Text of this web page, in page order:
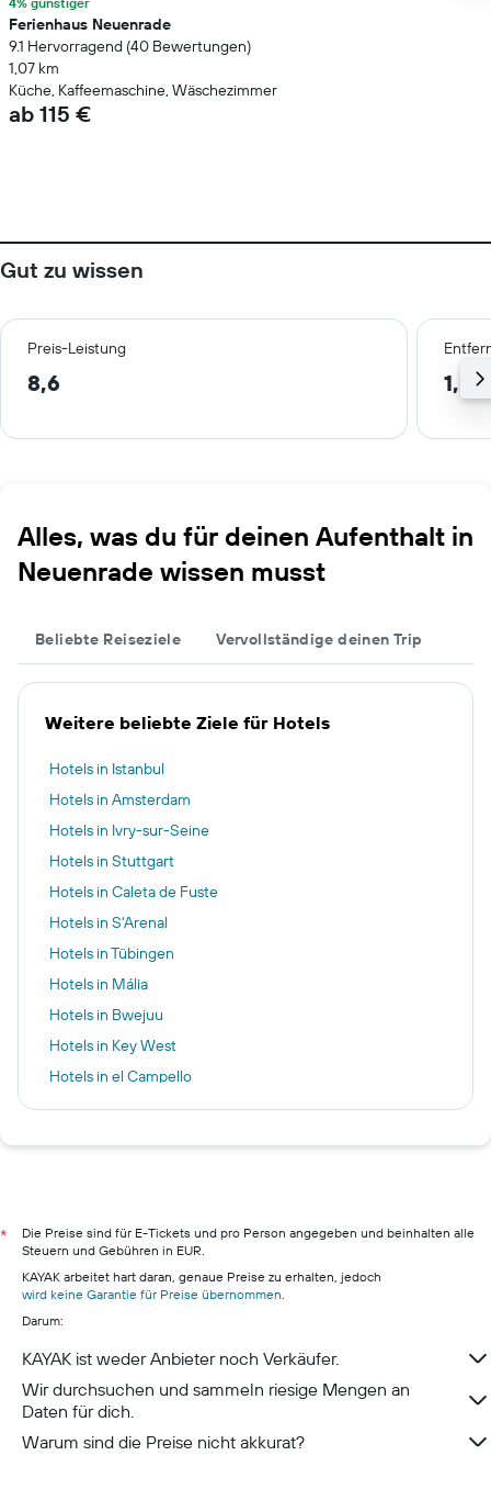
Ferienhaus Neuenrade
9.1 Hervorragend (40 Bewertungen)
1,07 km
Küche, Kaffeemaschine, Wäschezimmer
ab 115 €
Gut zu wissen
Preis-Leistung
8,6 1,2
Alles, was du für deinen Aufenthalt in
Neuenrade wissen musst
Beliebte Reiseziele Vervollständige deinen Trip
Weitere beliebte Ziele für Hotels
Hotels in Istanbul
Hotels in Amsterdam
Hotels in Ivry-sur-Seine
Hotels in Stuttgart
Hotels in Caleta de Fuste
Hotels in S'Arenal
Hotels in Tübingen
Hotels in Mália
Hotels in Bwejuu
Hotels in Key West
Hotels in el Campello
Hotels in Linz
Hotels in Köln
Hotels in Düsseldorf
Hotels in Bonn
Hotels in Dortmund
Hotels in Münster
Hotels in Essen
*
Die Preise sind für E-Tickets und pro Person angegeben und beinhalten alle
Steuern und Gebühren in EUR.
KAYAK arbeitet hart daran, genaue Preise zu erhalten, jedoch
wird keine Garantie für Preise übernommen.
Darum:
KAYAK ist weder Anbieter noch Verkäufer.
Wir durchsuchen und sammeln riesige Mengen an
Daten für dich.
Warum sind die Preise nicht akkurat?